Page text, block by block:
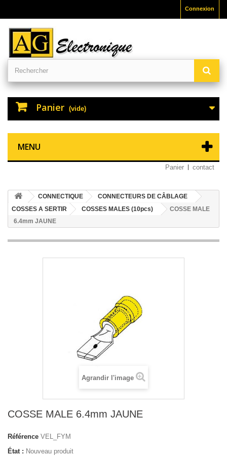
Connexion
Panier (vide)
MENU
Panier contact
CONNECTIQUE
CONNECTEURS DE CÂBLAGE
COSSES A SERTIR
COSSES MALES (10pcs)
COSSE MALE
6.4mm JAUNE
Agrandir l'image
COSSE MALE 6.4mm JAUNE
Référence VEL_FYM
État : Nouveau produit